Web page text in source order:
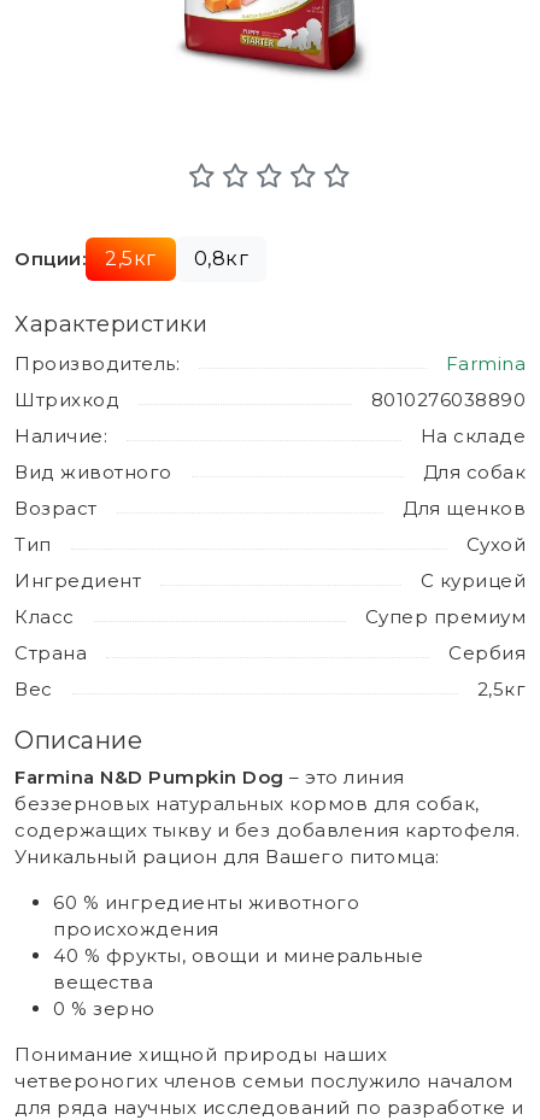
Опции: 2,5кг 0,8кг
Характеристики
Производитель:
Farmina
Штрихкод
8010276038890
Наличие:
На складе
Вид животного
Для собак
Возраст
Для щенков
Тип
Сухой
Ингредиент
С курицей
Класс
Супер премиум
Страна
Сербия
Вес
2,5кг
Описание
Farmina N&D Pumpkin Dog – это линия
беззерновых натуральных кормов для собак,
содержащих тыкву и без добавления картофеля.
Уникальный рацион для Вашего питомца:
60 % ингредиенты животного
происхождения
40 % фрукты, овощи и минеральные
вещества
0 % зерно
Понимание хищной природы наших
четвероногих членов семьи послужило началом
для ряда научных исследований по разработке и